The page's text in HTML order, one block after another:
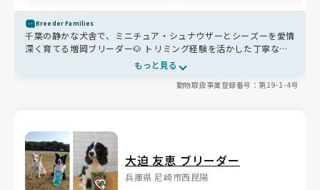
Breeder Families
千葉の静かな犬舎で、ミニチュア・シュナウザーとシーズーを愛情
深く育てる増岡ブリーダー🐶 トリミング経験を活かした丁寧なケ
アと、離乳前からの優しいふれあいで、健康で人懐っこい性格に✨
清潔な環境でのびのび育つ子たちは、家族にぴったりの愛らしいパ
もっと見る
動物取扱事業登録番号：第19-1-4号
大迫 友恵 ブリーダー
兵庫県 尼崎市西昆陽